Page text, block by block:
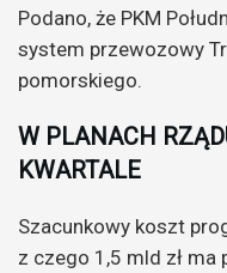
Podano, że PKM
system przewozowy
pomorskiego.
W PLANACH
KWARTALE
Szacunkowy koszt
z czego 1,5 mld zł ma